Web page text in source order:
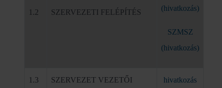
1.2 SZERVEZETI FELÉPÍTÉS
(hivatkozás)
SZMSZ
(hivatkozás)
1.3 SZERVEZET VEZETŐI hivatkozás